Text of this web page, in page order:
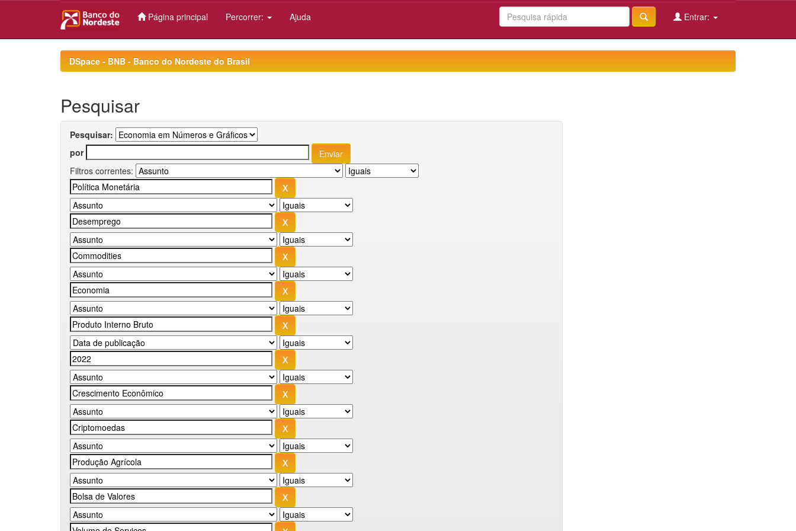
Página principal Percorrer: Ajuda Entrar:
DSpace - BNB - Banco do Nordeste do Brasil
Pesquisar
Pesquisar:
por
Filtros correntes: